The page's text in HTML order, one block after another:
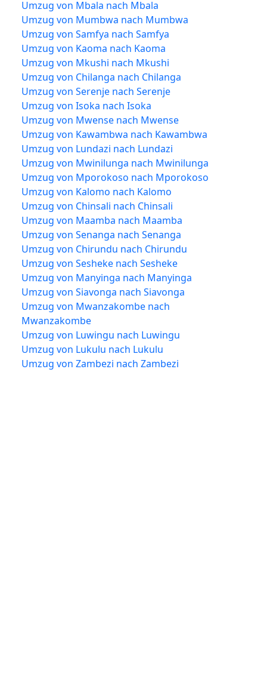
Umzug von Mbala nach Mbala
Umzug von Mumbwa nach Mumbwa
Umzug von Samfya nach Samfya
Umzug von Kaoma nach Kaoma
Umzug von Mkushi nach Mkushi
Umzug von Chilanga nach Chilanga
Umzug von Serenje nach Serenje
Umzug von Isoka nach Isoka
Umzug von Mwense nach Mwense
Umzug von Kawambwa nach Kawambwa
Umzug von Lundazi nach Lundazi
Umzug von Mwinilunga nach Mwinilunga
Umzug von Mporokoso nach Mporokoso
Umzug von Kalomo nach Kalomo
Umzug von Chinsali nach Chinsali
Umzug von Maamba nach Maamba
Umzug von Senanga nach Senanga
Umzug von Chirundu nach Chirundu
Umzug von Sesheke nach Sesheke
Umzug von Manyinga nach Manyinga
Umzug von Siavonga nach Siavonga
Umzug von Mwanzakombe nach
Mwanzakombe
Umzug von Luwingu nach Luwingu
Umzug von Lukulu nach Lukulu
Umzug von Zambezi nach Zambezi